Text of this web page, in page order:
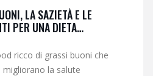
LA SAZIETÀ E LE
PER UNA DIETA
ricco di grassi buoni che
la salute